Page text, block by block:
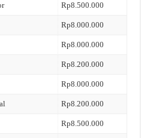
Rp8.500.000
Rp8.000.000
Rp8.000.000
Rp8.200.000
Rp8.000.000
Rp8.200.000
Rp8.500.000